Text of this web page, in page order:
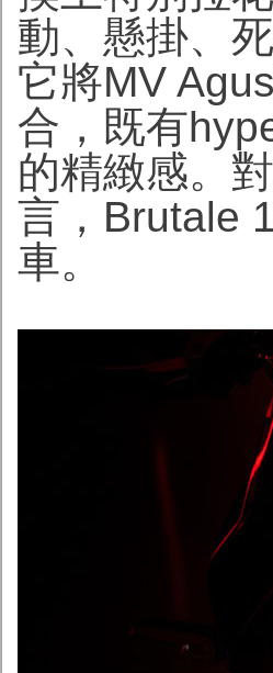
動、懸掛、
它將MV
合，既有
的精緻感。
言，Brutale
車。